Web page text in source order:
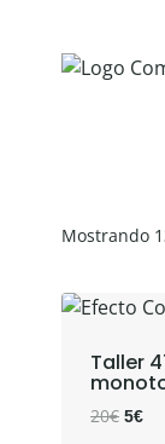
contenido
Mostrando
Taller
20€ El
5€El